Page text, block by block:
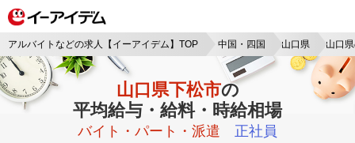
アルバイトなどの求人【イーアイデム】TOP 中国・四国 山口県 山口
山口県下松市の
平均給与・給料・時給相場
バイト・パート・派遣 正社員